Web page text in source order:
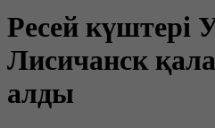
Ресей күштері
Лисичанск
алды